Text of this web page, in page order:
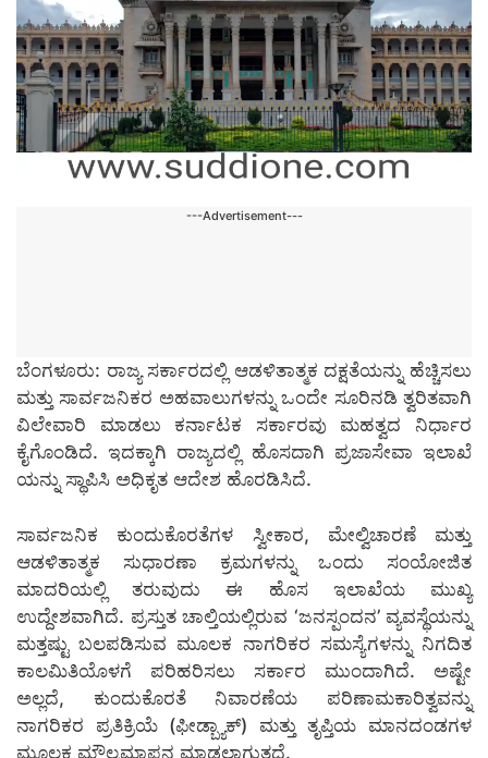
---Advertisement---
ಬೆಂಗಳೂರು: ರಾಜ್ಯ ಸರ್ಕಾರದಲ್ಲಿ ಆಡಳಿತಾತ್ಮಕ ದಕ್ಷತೆಯನ್ನು ಹೆಚ್ಚಿಸಲು
ಮತ್ತು ಸಾರ್ವಜನಿಕರ ಅಹವಾಲುಗಳನ್ನು ಒಂದೇ ಸೂರಿನಡಿ ತ್ವರಿತವಾಗಿ
ವಿಲೇವಾರಿ ಮಾಡಲು ಕರ್ನಾಟಕ ಸರ್ಕಾರವು ಮಹತ್ವದ ನಿರ್ಧಾರ
ಕೈಗೊಂಡಿದೆ. ಇದಕ್ಕಾಗಿ ರಾಜ್ಯದಲ್ಲಿ ಹೊಸದಾಗಿ ಪ್ರಜಾಸೇವಾ ಇಲಾಖೆ
ಯನ್ನು ಸ್ಥಾಪಿಸಿ ಅಧಿಕೃತ ಆದೇಶ ಹೊರಡಿಸಿದೆ.
ಸಾರ್ವಜನಿಕ ಕುಂದುಕೊರತೆಗಳ ಸ್ವೀಕಾರ, ಮೇಲ್ವಿಚಾರಣೆ ಮತ್ತು
ಆಡಳಿತಾತ್ಮಕ ಸುಧಾರಣಾ ಕ್ರಮಗಳನ್ನು ಒಂದು ಸಂಯೋಜಿತ
ಮಾದರಿಯಲ್ಲಿ ತರುವುದು ಈ ಹೊಸ ಇಲಾಖೆಯ ಮುಖ್ಯ
ಉದ್ದೇಶವಾಗಿದೆ. ಪ್ರಸ್ತುತ ಚಾಲ್ತಿಯಲ್ಲಿರುವ ‘ಜನಸ್ಪಂದನ’ ವ್ಯವಸ್ಥೆಯನ್ನು
ಮತ್ತಷ್ಟು ಬಲಪಡಿಸುವ ಮೂಲಕ ನಾಗರಿಕರ ಸಮಸ್ಯೆಗಳನ್ನು ನಿಗದಿತ
ಕಾಲಮಿತಿಯೊಳಗೆ ಪರಿಹರಿಸಲು ಸರ್ಕಾರ ಮುಂದಾಗಿದೆ. ಅಷ್ಟೇ
ಅಲ್ಲದೆ, ಕುಂದುಕೊರತೆ ನಿವಾರಣೆಯ ಪರಿಣಾಮಕಾರಿತ್ವವನ್ನು
ನಾಗರಿಕರ ಪ್ರತಿಕ್ರಿಯೆ (ಫೀಡ್ಬ್ಯಾಕ್) ಮತ್ತು ತೃಪ್ತಿಯ ಮಾನದಂಡಗಳ
ಮೂಲಕ ಮೌಲ್ಯಮಾಪನ ಮಾಡಲಾಗುತ್ತದೆ.